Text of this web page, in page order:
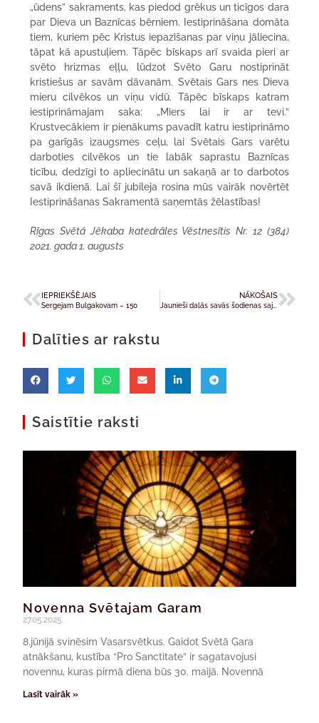
„ūdens” sakraments, kas piedod grēkus un ticīgos dara
par Dieva un Baznīcas bērniem. Iestiprināšana domāta
tiem, kuriem pēc Kristus iepazīšanas par viņu jāliecina,
tāpat kā apustuļiem. Tāpēc bīskaps arī svaida pieri ar
svēto hrizmas eļļu, lūdzot Svēto Garu nostiprināt
kristiešus ar savām dāvanām. Svētais Gars nes Dieva
mieru cilvēkos un viņu vidū. Tāpēc bīskaps katram
iestiprināmajam saka: „Miers lai ir ar tevi.”
Krustvecākiem ir pienākums pavadīt katru iestiprināmo
pa garīgās izaugsmes ceļu, lai Svētais Gars varētu
darboties cilvēkos un tie labāk saprastu Baznīcas
ticību, dedzīgi to apliecinātu un sakaņā ar to darbotos
savā ikdienā. Lai šī jubileja rosina mūs vairāk novērtēt
Iestiprināšanas Sakramentā saņemtās žēlastības!
Rīgas Svētā Jēkaba katedrāles Vēstnesītis Nr. 12 (384)
2021. gada 1. augusts
IEPRIEKŠĒJAIS
Sergejam Bulgakovam – 150
NĀKOŠAIS
Jaunieši dalās savās šodienas sajūtās un sapņos
Dalīties ar rakstu
Saistītie raksti
Novenna Svētajam Garam
27.05.2025.
8.jūnijā svinēsim Vasarsvētkus. Gaidot Svētā Gara
atnākšanu, kustība “Pro Sanctitate” ir sagatavojusi
novennu, kuras pirmā diena būs 30. maijā. Novennā
Lasīt vairāk »